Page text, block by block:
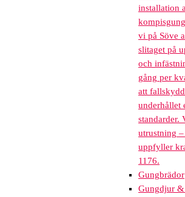
installation
vi på Söve
slitaget på
och
gång per
att
underhållet
standarder.
utrustning
uppfyller
1176.
Gungbrädor
Gungdjur